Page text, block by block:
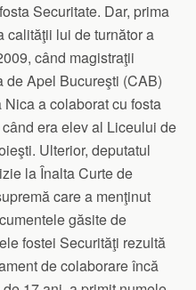
Securitate. Dar, prima
calităţii lui de turnător a
când magistraţii
Apel Bucureşti (CAB)
a colaborat cu fosta
era elev al Liceului de
Ulterior, deputatul
la Înalta Curte de
care a menţinut
găsite de
fostei Securităţi rezultă
de colaborare încă